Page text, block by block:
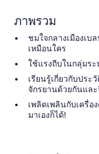
ภาพรวม
ชมใจกลางเมืองเ
เหมือนใคร
ใช้แรงถีบในกลุ่มระ
เรียนรู้เกี่ยวกับปร
จักรยานด้วยกันและ
เพลิดเพลินกับเครื่อ
มาเองก็ได้!